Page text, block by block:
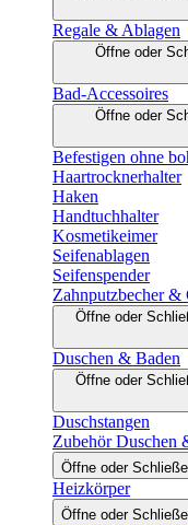
Regale & Ablagen
Öffne oder
Bad-Accessoires
Öffne oder
Befestigen ohne
Haartrocknerhalter
Haken
Handtuchhalter
Kosmetikeimer
Seifenablagen
Seifenspender
Zahnputzbecher &
Öffne oder
Duschen & Baden
Öffne oder
Duschstangen
Zubehör Duschen
Öffne oder
Heizkörper
Öffne oder